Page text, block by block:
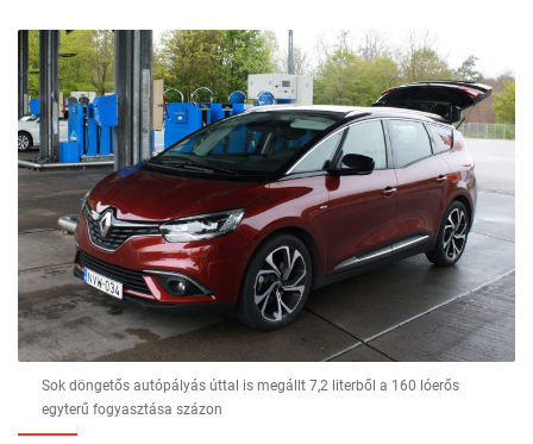
Sok döngetős autópályás úttal is megállt 7,2 literből a 160 lóerős
egyterű fogyasztása százon